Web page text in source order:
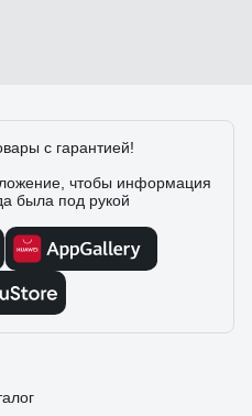
с гарантией!
чтобы информация
была под рукой